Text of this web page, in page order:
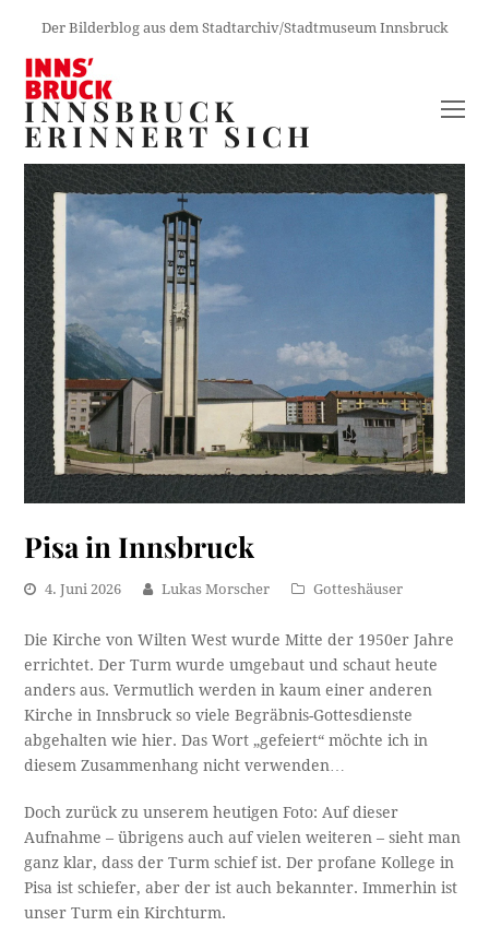
Der Bilderblog aus dem Stadtarchiv/Stadtmuseum Innsbruck
INNSBRUCK
ERINNERT SICH
Pisa in Innsbruck
4. Juni 2026 Lukas Morscher Gotteshäuser
Die Kirche von Wilten West wurde Mitte der 1950er Jahre
errichtet. Der Turm wurde umgebaut und schaut heute
anders aus. Vermutlich werden in kaum einer anderen
Kirche in Innsbruck so viele Begräbnis-Gottesdienste
abgehalten wie hier. Das Wort „gefeiert“ möchte ich in
diesem Zusammenhang nicht verwenden…
Doch zurück zu unserem heutigen Foto: Auf dieser
Aufnahme – übrigens auch auf vielen weiteren – sieht man
ganz klar, dass der Turm schief ist. Der profane Kollege in
Pisa ist schiefer, aber der ist auch bekannter. Immerhin ist
unser Turm ein Kirchturm.